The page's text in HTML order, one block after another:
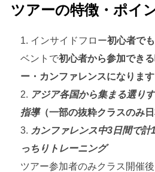
ツアーの特徴・ポイ
インサイドフロー初心者で
ベントで初心者から参加でき
ー・カンファレンスになります
アジア各国から集まる選り
指導（一部の抜粋クラスのみ日
カンファレンス中3日間で
っちりトレーニング
ツアー参加者のみクラス開催後